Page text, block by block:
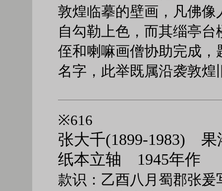
敦煌临摹的壁画，凡佛
自勾勒上色，而其缁亭
侄和喇嘛画僧协助完成
名字，此举既属沿袭敦
※616
张大千(1899-1983) 果
纸本立轴 1945年作
款识：乙酉八月蜀郡张